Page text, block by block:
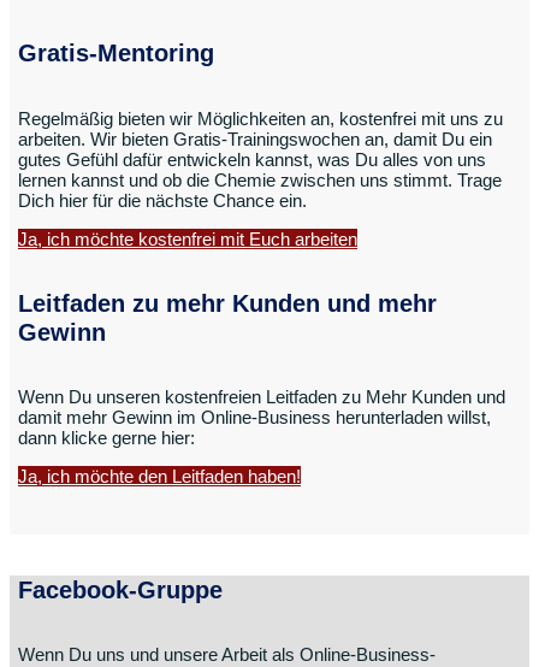
Gratis-Mentoring
Regelmäßig bieten wir Möglichkeiten an, kostenfrei mit uns zu
arbeiten. Wir bieten Gratis-Trainingswochen an, damit Du ein
gutes Gefühl dafür entwickeln kannst, was Du alles von uns
lernen kannst und ob die Chemie zwischen uns stimmt. Trage
Dich hier für die nächste Chance ein.
Ja, ich möchte kostenfrei mit Euch arbeiten
Leitfaden zu mehr Kunden und mehr
Gewinn
Wenn Du unseren kostenfreien Leitfaden zu Mehr Kunden und
damit mehr Gewinn im Online-Business herunterladen willst,
dann klicke gerne hier:
Ja, ich möchte den Leitfaden haben!
Facebook-Gruppe
Wenn Du uns und unsere Arbeit als Online-Business-